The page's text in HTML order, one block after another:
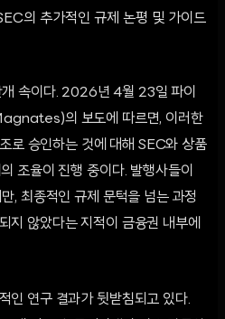
의 추가적인 규제 논평 및 가이드
속이다. 2026년 4월 23일 파이
의 보도에 따르면, 이러한
로 승인하는 것에 대해 SEC와 상품
조율이 진행 중이다. 발행사들이
, 최종적인 규제 문턱을 넘는 과정
지 않았다는 지적이 금융권 내부에
인 연구 결과가 뒷받침되고 있다.